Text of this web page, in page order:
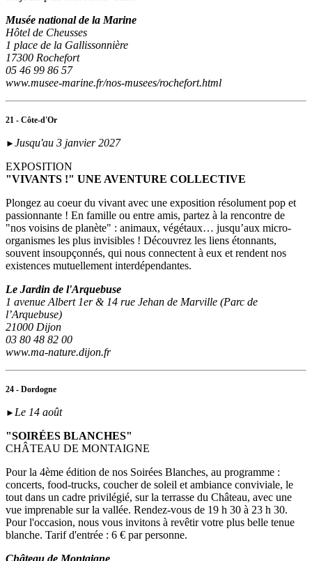
Musée national de la Marine
Hôtel de Cheusses
1 place de la Gallissonnière
17300 Rochefort
05 46 99 86 57
www.musee-marine.fr/nos-musees/rochefort.html
21 - Côte-d'Or
► Jusqu'au 3 janvier 2027
EXPOSITION
"VIVANTS !" UNE AVENTURE COLLECTIVE
Plongez au coeur du vivant avec une exposition résolument pop et
passionnante ! En famille ou entre amis, partez à la rencontre de
"nos voisins de planète" : animaux, végétaux… jusqu’aux micro-
organismes les plus invisibles ! Découvrez les liens étonnants,
souvent insoupçonnés, qui nous connectent à eux et rendent nos
existences mutuellement interdépendantes.
Le Jardin de l'Arquebuse
1 avenue Albert 1er & 14 rue Jehan de Marville (Parc de
l’Arquebuse)
21000 Dijon
03 80 48 82 00
www.ma-nature.dijon.fr
24 - Dordogne
► Le 14 août
"SOIRÉES BLANCHES"
CHÂTEAU DE MONTAIGNE
Pour la 4ème édition de nos Soirées Blanches, au programme :
concerts, food-trucks, coucher de soleil et ambiance conviviale, le
tout dans un cadre privilégié, sur la terrasse du Château, avec une
vue imprenable sur la vallée. Rendez-vous de 19 h 30 à 23 h 30.
Pour l'occasion, nous vous invitons à revêtir votre plus belle tenue
blanche. Tarif d'entrée : 6 € par personne.